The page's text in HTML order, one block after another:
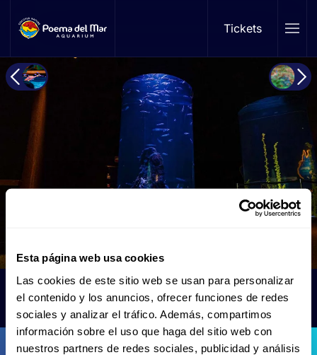
Esta página web usa cookies
Las cookies de este sitio web se usan para personalizar
el contenido y los anuncios, ofrecer funciones de redes
sociales y analizar el tráfico. Además, compartimos
información sobre el uso que haga del sitio web con
nuestros partners de redes sociales, publicidad y análisis
Skip to main content Tickets
Langosta